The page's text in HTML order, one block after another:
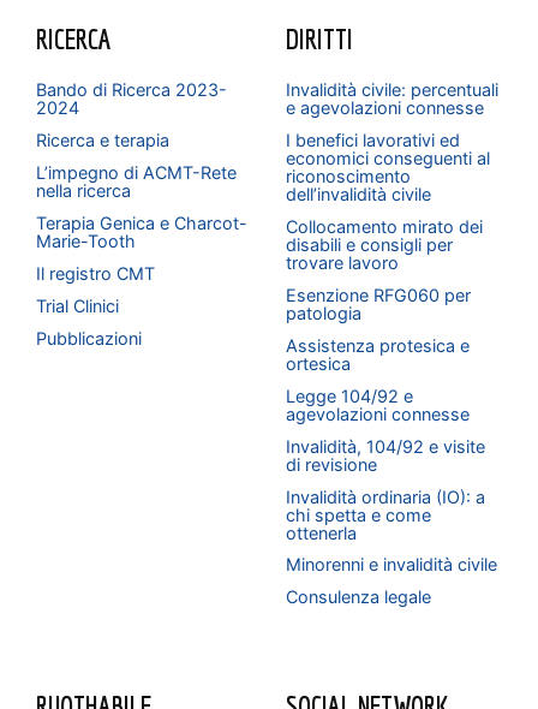
RICERCA
Bando di Ricerca 2023-
2024
Ricerca e terapia
L’impegno di ACMT-Rete
nella ricerca
Terapia Genica e Charcot-
Marie-Tooth
Il registro CMT
Trial Clinici
Pubblicazioni
DIRITTI
Invalidità civile: percentuali
e agevolazioni connesse
I benefici lavorativi ed
economici conseguenti al
riconoscimento
dell’invalidità civile
Collocamento mirato dei
disabili e consigli per
trovare lavoro
Esenzione RFG060 per
patologia
Assistenza protesica e
ortesica
Legge 104/92 e
agevolazioni connesse
Invalidità, 104/92 e visite
di revisione
Invalidità ordinaria (IO): a
chi spetta e come
ottenerla
Minorenni e invalidità civile
Consulenza legale